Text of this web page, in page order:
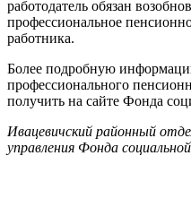
работодатель обязан
профессиональное
работника.
Более подробную
профессионального
получить на сайте Фонда
Ивацевичский районный
управления Фонда